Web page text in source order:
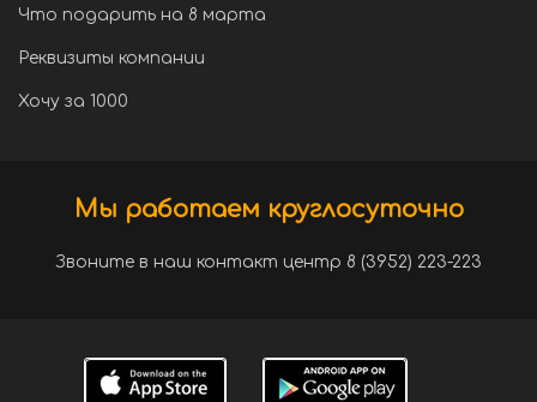
Что подарить на 8 марта
Реквизиты компании
Хочу за 1000
Мы работаем круглосуточно
Звоните в наш контакт центр 8 (3952) 223-223